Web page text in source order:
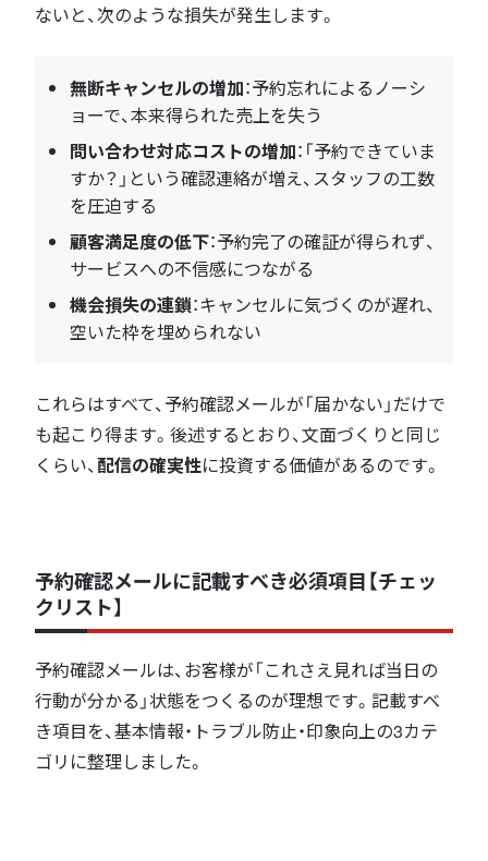
ないと、次のような損失が発生します。
無断キャンセルの増加：予約忘れによるノーシ
ョーで、本来得られた売上を失う
問い合わせ対応コストの増加：「予約できていま
すか？」という確認連絡が増え、スタッフの工数
を圧迫する
顧客満足度の低下：予約完了の確証が得られず、
サービスへの不信感につながる
機会損失の連鎖：キャンセルに気づくのが遅れ、
空いた枠を埋められない
これらはすべて、予約確認メールが「届かない」だけで
も起こり得ます。後述するとおり、文面づくりと同じ
くらい、配信の確実性に投資する価値があるのです。
予約確認メールに記載すべき必須項目【チェッ
クリスト】
予約確認メールは、お客様が「これさえ見れば当日の
行動が分かる」状態をつくるのが理想です。記載すべ
き項目を、基本情報・トラブル防止・印象向上の3カテ
ゴリに整理しました。